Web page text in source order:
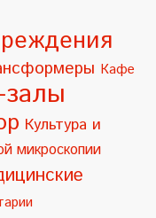
Кафе
Культура и
микроскопии